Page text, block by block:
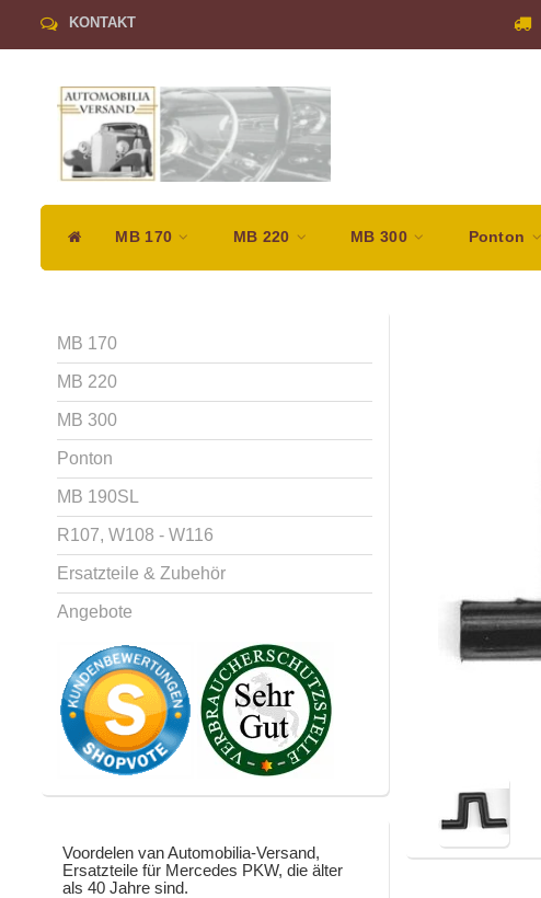
KONTAKT
MB 170 MB 220 MB 300 Ponton
MB 170
MB 220
MB 300
Ponton
MB 190SL
R107, W108 - W116
Ersatzteile & Zubehör
Angebote
Voordelen van Automobilia-Versand,
Ersatzteile für Mercedes PKW, die älter
als 40 Jahre sind.